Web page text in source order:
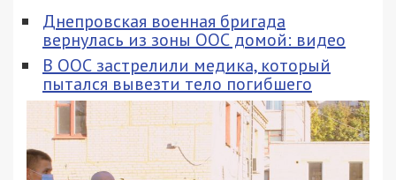
Днепровская военная бригада
вернулась из зоны ООС домой: видео
В ООС застрелили медика, который
пытался вывезти тело погибшего